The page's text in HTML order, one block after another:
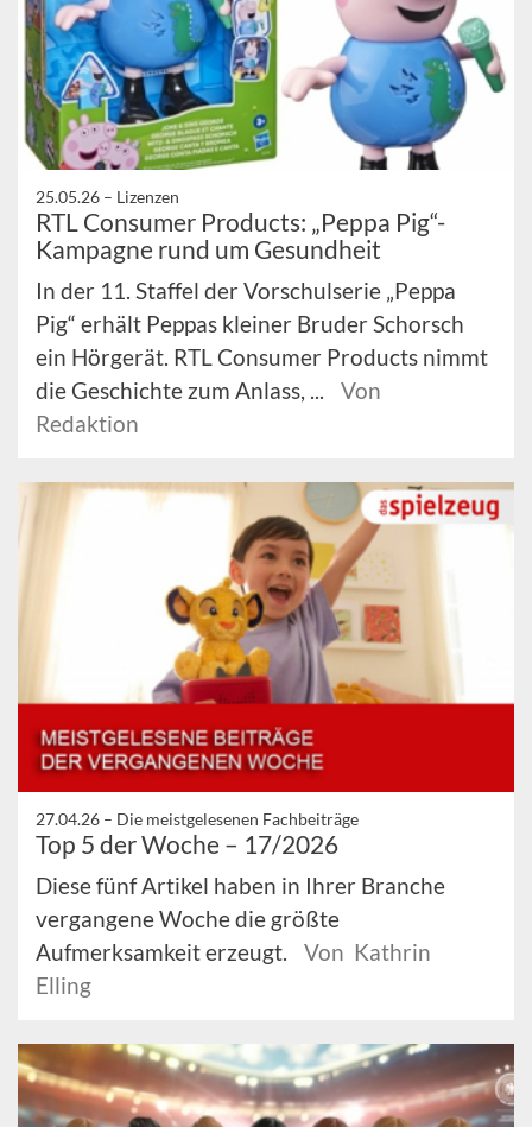
25.05.26 – Lizenzen
RTL Consumer Products: „Peppa Pig“-
Kampagne rund um Gesundheit
In der 11. Staffel der Vorschulserie „Peppa
Pig“ erhält Peppas kleiner Bruder Schorsch
ein Hörgerät. RTL Consumer Products nimmt
die Geschichte zum Anlass, ...
Von
Redaktion
27.04.26 – Die meistgelesenen Fachbeiträge
Top 5 der Woche – 17/2026
Diese fünf Artikel haben in Ihrer Branche
vergangene Woche die größte
Aufmerksamkeit erzeugt.
Von Kathrin
Elling